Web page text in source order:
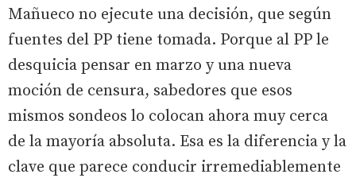
Mañueco no ejecute una decisión, que según
fuentes del PP tiene tomada. Porque al PP le
desquicia pensar en marzo y una nueva
moción de censura, sabedores que esos
mismos sondeos lo colocan ahora muy cerca
de la mayoría absoluta. Esa es la diferencia y la
clave que parece conducir irremediablemente